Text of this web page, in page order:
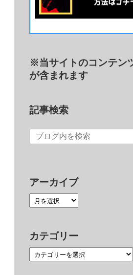
※当サイトのコンテン
が含まれます
記事検索
アーカイブ
カテゴリー